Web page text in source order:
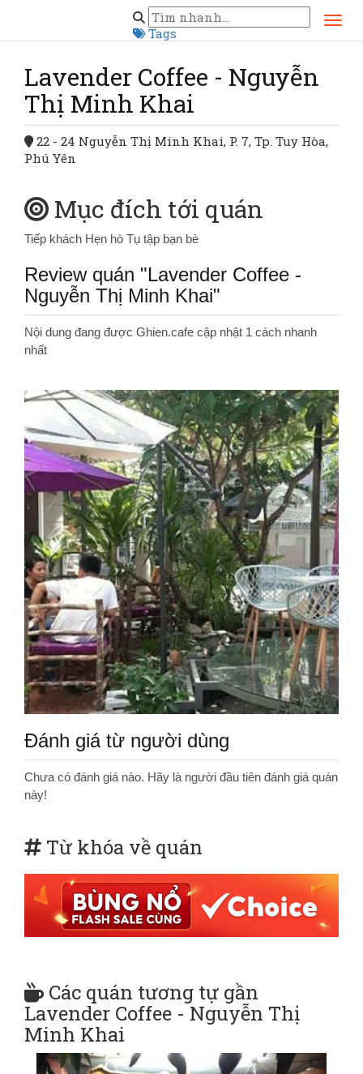
Tags
Đăk Lăk
Lavender Coffee - Nguyễn Thị Minh Khai
Lavender Coffee - Nguyễn
Thị Minh Khai
22 - 24 Nguyễn Thị Minh Khai, P. 7, Tp. Tuy Hòa,
Phú Yên
Mục đích tới quán
Tiếp khách Hẹn hò Tụ tập bạn bè
Review quán "Lavender Coffee -
Nguyễn Thị Minh Khai"
Nội dung đang được Ghien.cafe cập nhật 1 cách nhanh
nhất
Đánh giá từ người dùng
Chưa có đánh giá nào. Hãy là người đầu tiên đánh giá quán
này!
Từ khóa về quán
Các quán tương tự gần
Lavender Coffee - Nguyễn Thị
Minh Khai